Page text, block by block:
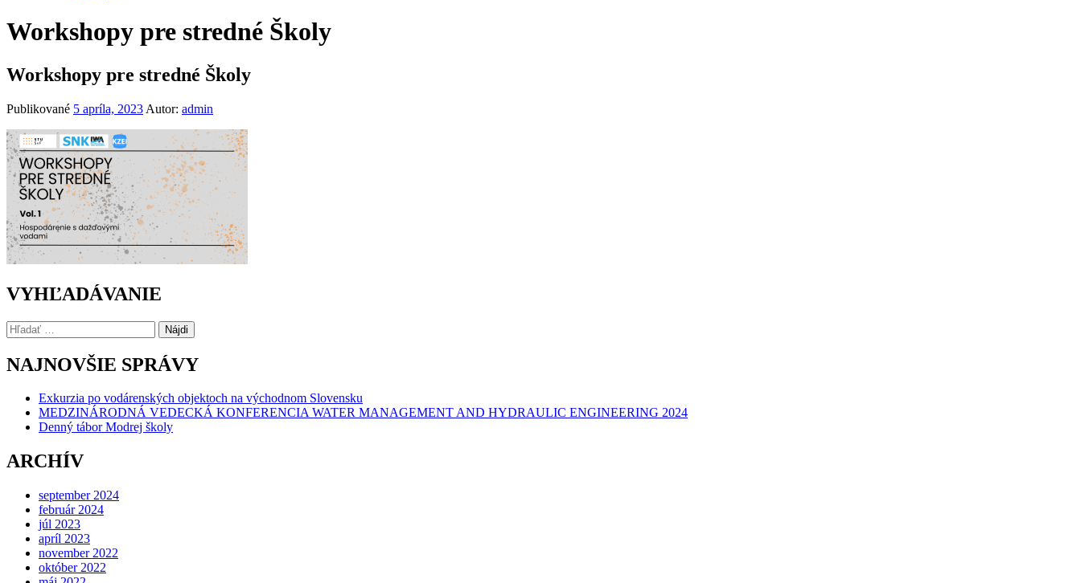
Workshopy pre stredné Školy
Workshopy pre stredné Školy
Publikované 5 apríla, 2023 Autor: admin
VYHĽADÁVANIE
Hľadať:
NAJNOVŠIE SPRÁVY
Exkurzia po vodárenských objektoch na východnom Slovensku
MEDZINÁRODNÁ VEDECKÁ KONFERENCIA WATER MANAGEMENT AND HYDRAULIC ENGINEERING 2024
Denný tábor Modrej školy
ARCHÍV
september 2024
február 2024
júl 2023
apríl 2023
november 2022
október 2022